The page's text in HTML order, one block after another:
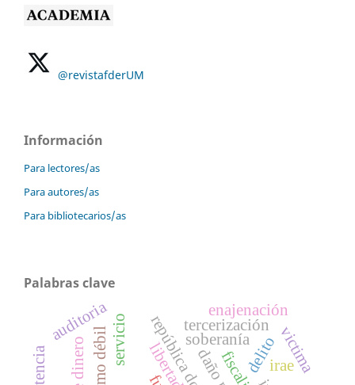
@revistafderUM
Información
Para lectores/as
Para autores/as
Para bibliotecarios/as
Palabras clave
auditoria soberaníadelitoirae
tercerización
enajenación
servicio victima